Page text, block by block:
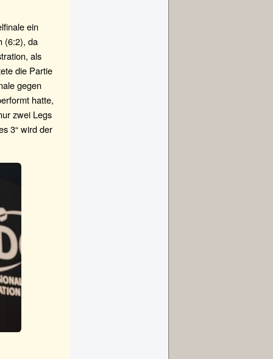
ein
(6:2), da
als
die Partie
gegen
hatte,
zwei Legs
3“ wird der